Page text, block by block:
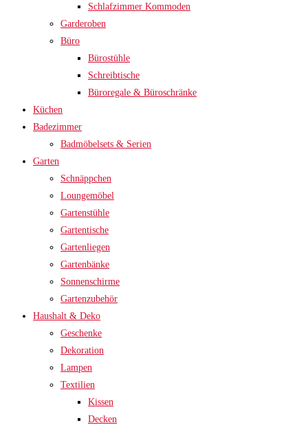
Schlafzimmer Kommoden
Garderoben
Büro
Bürostühle
Schreibtische
Büroregale & Büroschränke
Küchen
Badezimmer
Badmöbelsets & Serien
Garten
Schnäppchen
Loungemöbel
Gartenstühle
Gartentische
Gartenliegen
Gartenbänke
Sonnenschirme
Gartenzubehör
Haushalt & Deko
Geschenke
Dekoration
Lampen
Textilien
Kissen
Decken